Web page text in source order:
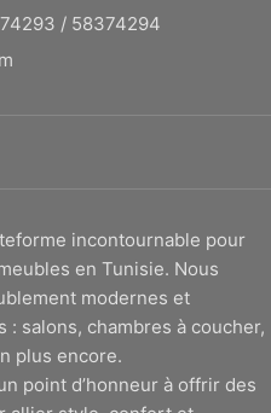
/ 58374294
incontournable pour
en Tunisie. Nous
modernes et
salons, chambres à coucher,
plus encore.
point d’honneur à offrir des